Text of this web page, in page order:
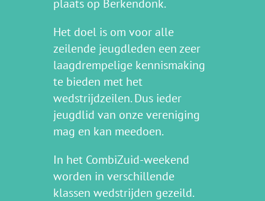
plaats op Berkendonk.
Het doel is om voor alle
zeilende jeugdleden een zeer
laagdrempelige kennismaking
te bieden met het
wedstrijdzeilen. Dus ieder
jeugdlid van onze vereniging
mag en kan meedoen.
In het CombiZuid-weekend
worden in verschillende
klassen wedstrijden gezeild.